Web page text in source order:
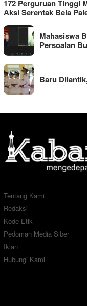
172 Perguruan Tinggi
Aksi Serentak Bela
Mahasiswa
Persoalan
Baru
Tentang Kami
Redaksi
Kode Etik
Pedoman Media Siber
Iklan
Hubungi Kami